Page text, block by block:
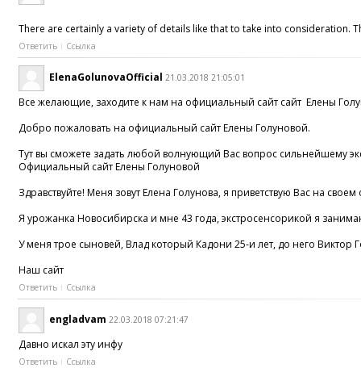
There are certainly a variety of details like that to take into consideration.
Ответить Ссылка
ElenaGolunovaOfficial 21.03.2018 21:05:01
Все желающие, заходите к нам на официальный сайт сайт Елены
Добро пожаловать на официальный сайт Елены Голуновой.
Тут вы сможете задать любой волнующий Вас вопрос сильнейшему
Официальный сайт Елены Голуновой
Здравствуйте! Меня зовут Елена Голунова, я приветствую Вас на
Я урожанка Новосибирска и мне 43 года, экстросенсорикой я
У меня трое сыновей, Влад который Кадони 25-и лет, до него
Наш сайт
Ответить Ссылка
engladvam 22.03.2018 07:21:47
Давно искал эту инфу
Ответить Ссылка